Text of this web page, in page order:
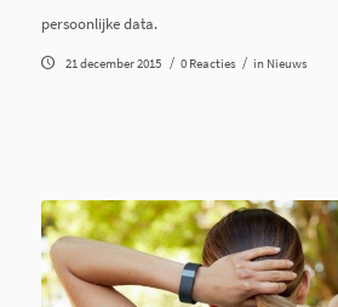
persoonlijke data.
21 december 2015 / 0 Reacties / in Nieuws